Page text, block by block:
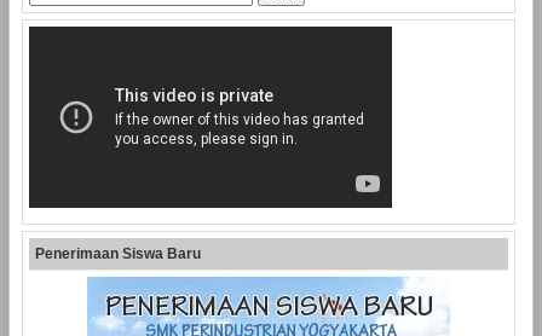
untuk:
Penerimaan Siswa Baru